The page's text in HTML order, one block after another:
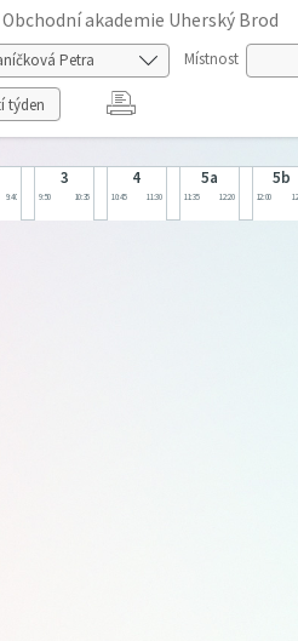
akademie Uherský Brod
Místnost
týden
9:40
3
9:50 10:35
4
10:45 11:30
5a
11:35 12:20
5b
12:00